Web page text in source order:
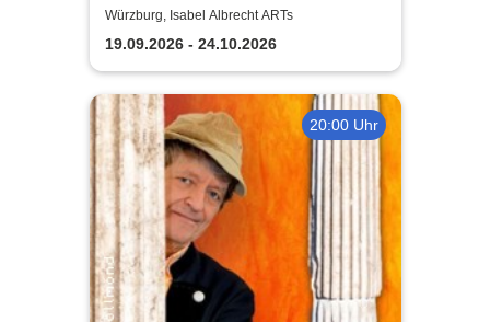
Workshop | Isabel Albrecht
ARTs
Würzburg, Isabel Albrecht ARTs
19.09.2026 - 24.10.2026
20:00 Uhr